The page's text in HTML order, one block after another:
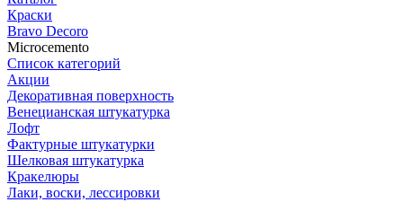
Краски
Bravo Decoro
Microcemento
Список категорий
Акции
Декоративная поверхность
Венецианская штукатурка
Лофт
Фактурные штукатурки
Шелковая штукатурка
Кракелюры
Лаки, воски, лессировки